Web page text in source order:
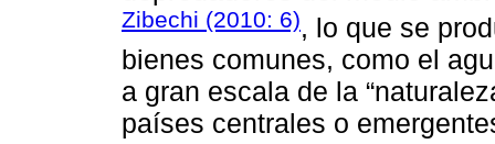
Zibechi (2010: 6), lo que se
bienes comunes, como el
a gran escala de la
países centrales o